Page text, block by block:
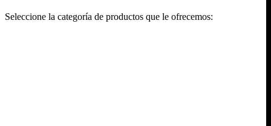
Seleccione la categoría de productos que le ofrecemos: